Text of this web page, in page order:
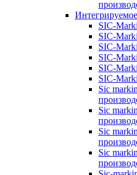
SIC-
SIC-
SIC-
SIC-
SIC-
SIC-
Sic
Sic
Sic
Sic